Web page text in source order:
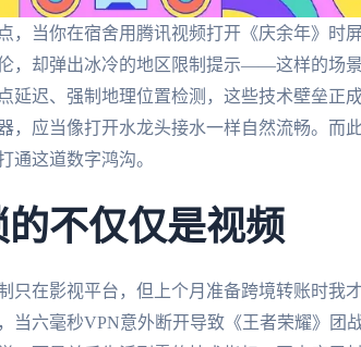
，当你在宿舍用腾讯视频打开《庆余年》时
，却弹出冰冷的地区限制提示——这样的场
延迟、强制地理位置检测，这些技术壁垒正
，应当像打开水龙头接水一样自然流畅。而
通这道数字鸿沟。
的不仅仅是视频
只在影视平台，但上个月准备跨境转账时我
当六毫秒VPN意外断开导致《王者荣耀》团